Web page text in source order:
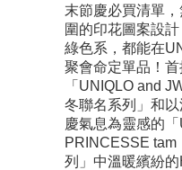
末節慶必買清單
圍的印花圖案設計
綠色系，都能在
聚會命定單品！
「UNIQLO and
冬聯名系列」和
慶氣息為靈感的
PRINCESSE tam
列」中溫暖繽紛